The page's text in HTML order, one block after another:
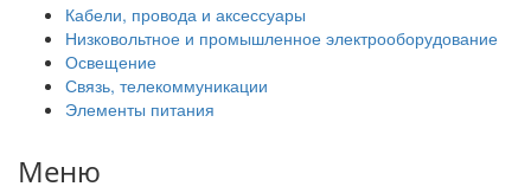
Кабели, провода и аксессуары
Низковольтное и промышленное электрооборудование
Освещение
Связь, телекоммуникации
Элементы питания
Меню